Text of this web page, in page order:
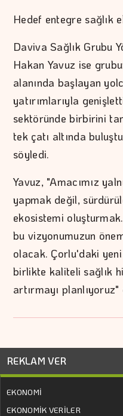
Hedef entegre sağlık
Daviva Sağlık Grubu
Hakan Yavuz ise
alanında başlayan
yatırımlarıyla
sektöründe birbirini
tek çatı altında
söyledi.
Yavuz, "Amacımız
yapmak değil,
ekosistemi
bu vizyonumuzun
olacak. Çorlu'daki yeni
birlikte kaliteli sağlık
artırmayı planlıyoruz"
REKLAM VER
EKONOMİ
EKONOMİK VERİLER